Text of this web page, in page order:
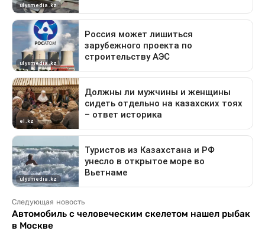
Следующая новость
Автомобиль с человеческим скелетом нашел рыбак
в Москве